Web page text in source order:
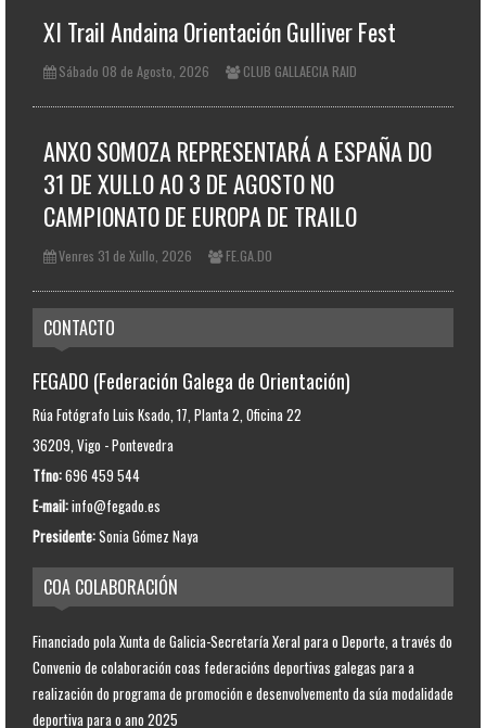
XI Trail Andaina Orientación Gulliver Fest
Sábado 08 de Agosto, 2026 CLUB GALLAECIA RAID
ANXO SOMOZA REPRESENTARÁ A ESPAÑA DO
31 DE XULLO AO 3 DE AGOSTO NO
CAMPIONATO DE EUROPA DE TRAILO
Venres 31 de Xullo, 2026 FE.GA.DO
CONTACTO
FEGADO (Federación Galega de Orientación)
Rúa Fotógrafo Luis Ksado, 17, Planta 2, Oficina 22
36209, Vigo - Pontevedra
Tfno:696 459 544
E-mail:info@fegado.es
Presidente:Sonia Gómez Naya
COA COLABORACIÓN
Financiado pola Xunta de Galicia-Secretaría Xeral para o Deporte, a través do
Convenio de colaboración coas federacións deportivas galegas para a
realización do programa de promoción e desenvolvemento da súa modalidade
deportiva para o ano 2025